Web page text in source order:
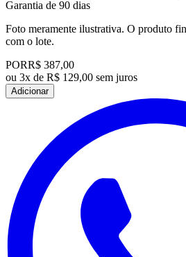
Garantia de 90 dias
Foto meramente ilustrativa. O produto
com o lote.
PORR$ 387,00
ou 3x de R$ 129,00 sem juros
Adicionar